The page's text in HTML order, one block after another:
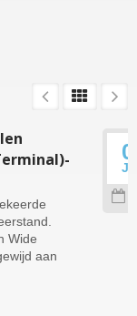
Wide
aan